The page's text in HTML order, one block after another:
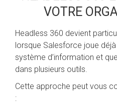
VOTRE
Headless 360 devient
lorsque Salesforce joue
système d’information et
dans plusieurs outils.
Cette approche peut vous
: